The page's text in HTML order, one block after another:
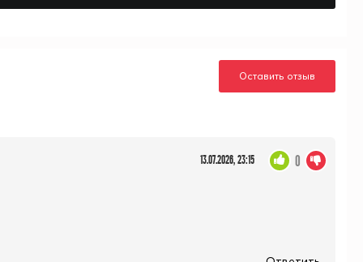
Оставить отзыв
13.07.2026, 23:15 0